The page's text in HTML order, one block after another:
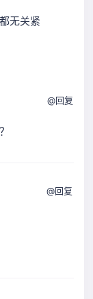
无关紧
@回复
@回复